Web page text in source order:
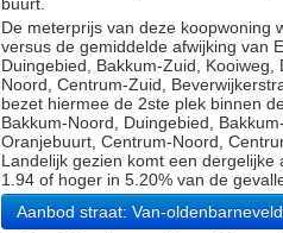
De meterprijs van deze koopwoning
versus de gemiddelde afwijking van
Duingebied, Bakkum-Zuid,
Noord, Centrum-Zuid,
bezet hiermee de 2ste plek binnen
Bakkum-Noord, Duingebied,
Oranjebuurt, Centrum-Noord,
Landelijk gezien komt een
1.94 of hoger in 5.20% van de
Aanbod straat: Van-